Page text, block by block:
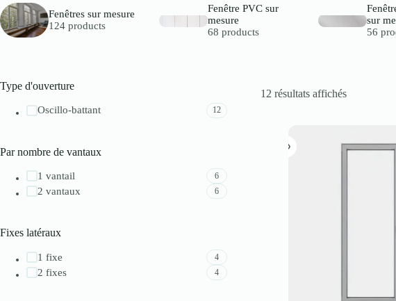
Fenêtres sur mesure
124 products
Fenêtre PVC sur
mesure
68 products
sur
56
12 résultats affichés
Type d'ouverture
Oscillo-battant 12
Par nombre de vantaux
1 vantail 6
2 vantaux 6
Fixes latéraux
1 fixe 4
2 fixes 4